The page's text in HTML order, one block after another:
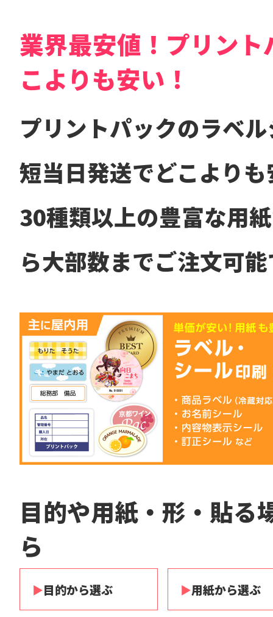
業界最安値！プリン
こよりも安い！
プリントパックのラベ
短当日発送でどこより
30種類以上の豊富な用
ら大部数までご注文可
目的や用紙・形・貼る
ら
▶目的から選ぶ ▶用紙から選ぶ